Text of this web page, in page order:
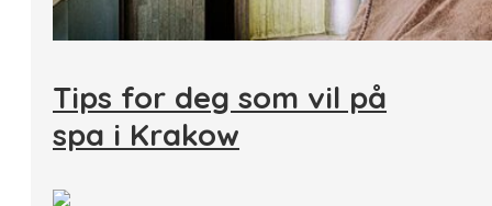
Tips for deg som vil på
spa i Krakow